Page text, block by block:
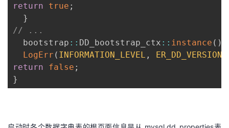
return
true ;
}
// ...
  bootstrap
: : DD_bootstrap_ctx : : instance ( )
LogErr ( INFORMATION_LEVEL ,
return
false ;
}